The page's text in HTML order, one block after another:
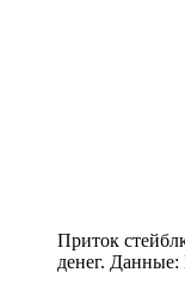
Приток
денег. Данные: